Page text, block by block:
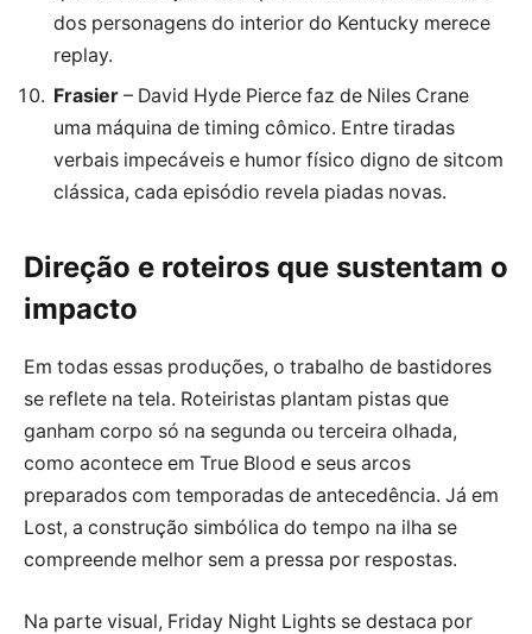
dos personagens do interior do Kentucky merece
replay.
Frasier – David Hyde Pierce faz de Niles Crane
uma máquina de timing cômico. Entre tiradas
verbais impecáveis e humor físico digno de sitcom
clássica, cada episódio revela piadas novas.
Direção e roteiros que sustentam o
impacto
Em todas essas produções, o trabalho de bastidores
se reflete na tela. Roteiristas plantam pistas que
ganham corpo só na segunda ou terceira olhada,
como acontece em True Blood e seus arcos
preparados com temporadas de antecedência. Já em
Lost, a construção simbólica do tempo na ilha se
compreende melhor sem a pressa por respostas.
Na parte visual, Friday Night Lights se destaca por